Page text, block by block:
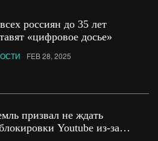
россиян до 35 лет
«цифровое досье»
FEB 28, 2025
призвал не ждать
Youtube из-за